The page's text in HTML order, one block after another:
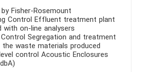
Fisher-Rosemount
Control Effluent treatment plant
with on-line analysers
Segregation and treatment
waste materials produced
control Acoustic Enclosures